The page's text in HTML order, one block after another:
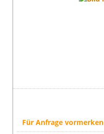
Für Anfrage vormerken